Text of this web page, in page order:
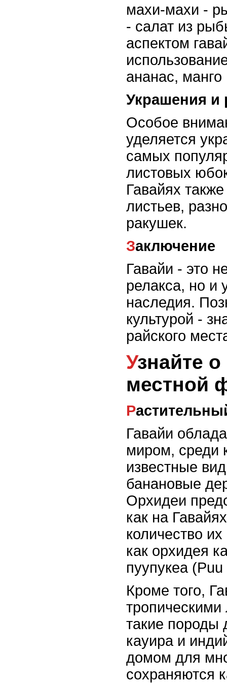
махи-махи -
- салат из
аспектом
ананас,
Украшения и
Особое
уделяется
самых
листовых
Гавайях
листьев,
ракушек.
Заключение
Гавайи - это
релакса, но и
наследия.
культурой -
райского
Узнайте о разнообразии
местной
Гавайи
миром, среди
известные
банановые
Орхидеи
как на
количество
как орхидея
пуупукеа
Кроме того,
тропическими
такие породы
кауира и
домом для
сохраняются